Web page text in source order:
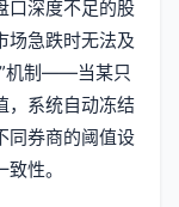
口深度不足的股
场急跌时无法及
”机制——当某只
，系统自动冻结
同券商的阈值设
性。